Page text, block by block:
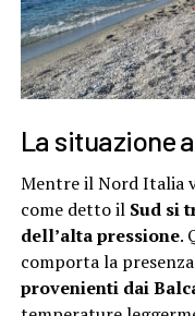
La situazione
Mentre il Nord Italia
come detto il Sud si
dell’alta pressione.
comporta la
provenienti dai